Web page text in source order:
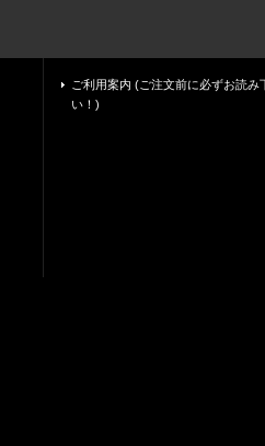
ご利用案内 (ご注文前に必ずお読み
い！)